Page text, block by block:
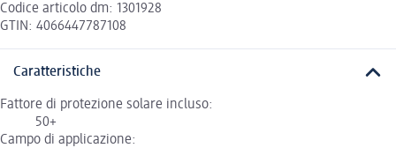
Codice articolo dm: 1301928
GTIN: 4066447787108
Caratteristiche
Fattore di protezione solare incluso:
50+
Campo di applicazione: